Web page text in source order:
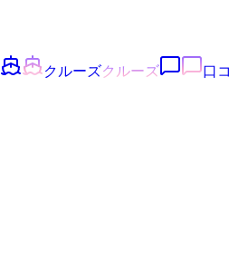
クルーズクルーズ 口